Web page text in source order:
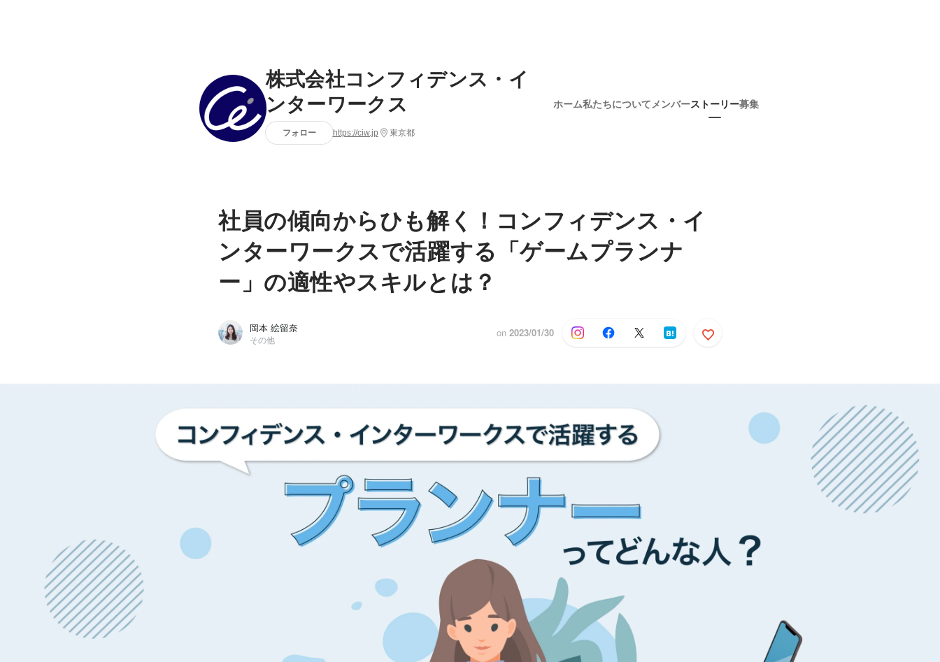
株式会社コンフィデンス・イ
ンターワークス
フォロー https://ciw.jp 東京都
ホーム私たちについて メンバーストーリー募集
社員の傾向からひも解く！コンフィデンス・イ
ンターワークスで活躍する「ゲームプランナ
ー」の適性やスキルとは？
岡本 絵留奈
その他
on 2023/01/30
岡本 絵留奈
株式会社コンフィデンス・インターワークス / その他